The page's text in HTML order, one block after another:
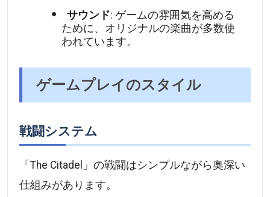
サウンド: ゲームの雰囲気を高める
ために、オリジナルの楽曲が多数使
われています。
ゲームプレイのスタイル
戦闘システム
「The Citadel」の戦闘はシンプルながら奥深い
仕組みがあります。